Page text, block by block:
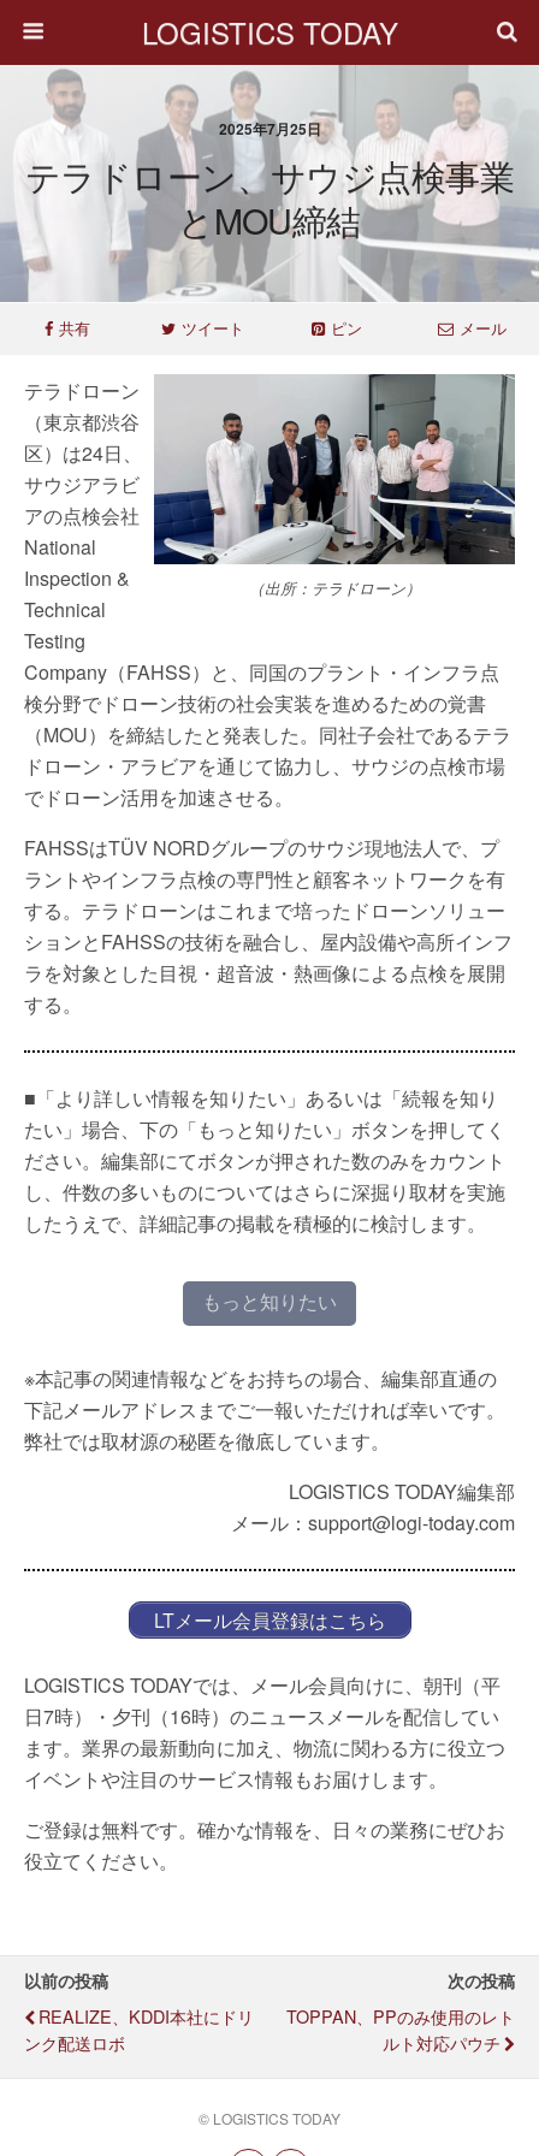
LOGISTICS TODAY
2025年7月25日
テラドローン、サウジ点検事業
とMOU締結
共有 ツイート ピン メール
（出所：テラドローン）
テラドローン
（東京都渋谷
区）は24日、
サウジアラビ
アの点検会社
National
Inspection &
Technical
Testing
Company（FAHSS）と、同国のプラント・インフラ点
検分野でドローン技術の社会実装を進めるための覚書
（MOU）を締結したと発表した。同社子会社であるテラ
ドローン・アラビアを通じて協力し、サウジの点検市場
でドローン活用を加速させる。
FAHSSはTÜV NORDグループのサウジ現地法人で、プ
ラントやインフラ点検の専門性と顧客ネットワークを有
する。テラドローンはこれまで培ったドローンソリュー
ションとFAHSSの技術を融合し、屋内設備や高所インフ
ラを対象とした目視・超音波・熱画像による点検を展開
する。
■「より詳しい情報を知りたい」あるいは「続報を知り
たい」場合、下の「もっと知りたい」ボタンを押してく
ださい。編集部にてボタンが押された数のみをカウント
し、件数の多いものについてはさらに深掘り取材を実施
したうえで、詳細記事の掲載を積極的に検討します。
もっと知りたい
※本記事の関連情報などをお持ちの場合、編集部直通の
下記メールアドレスまでご一報いただければ幸いです。
弊社では取材源の秘匿を徹底しています。
LOGISTICS TODAY編集部
メール：support@logi-today.com
LTメール会員登録はこちら
LOGISTICS TODAYでは、メール会員向けに、朝刊（平
日7時）・夕刊（16時）のニュースメールを配信してい
ます。業界の最新動向に加え、物流に関わる方に役立つ
イベントや注目のサービス情報もお届けします。
ご登録は無料です。確かな情報を、日々の業務にぜひお
役立てください。
以前の投稿
REALIZE、KDDI本社にドリ
ンク配送ロボ
次の投稿
TOPPAN、PPのみ使用のレト
ルト対応パウチ
© LOGISTICS TODAY